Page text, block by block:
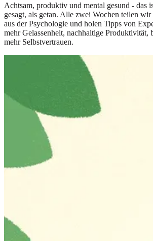
Achtsam, produktiv und mental gesund - das
gesagt, als getan. Alle zwei Wochen teilen
aus der Psychologie und holen Tipps von
mehr Gelassenheit, nachhaltige Produktivität,
mehr Selbstvertrauen.